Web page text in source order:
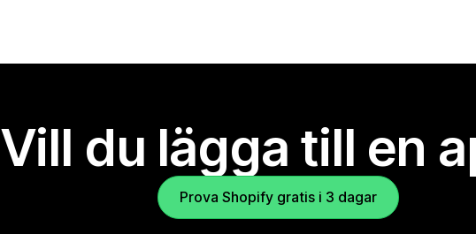
Vill du lägga till en
Prova Shopify gratis i 3 dagar